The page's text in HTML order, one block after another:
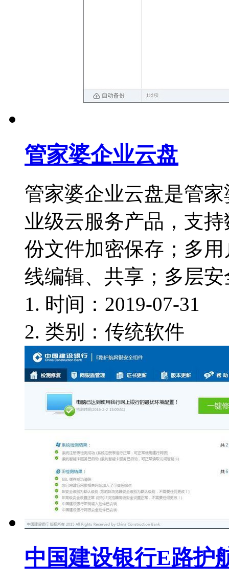
管家婆企业云盘
管家婆企业云盘是管
业级云服务产品，支
份文件加密保存；多
线编辑、共享；多层
时间：2019-07-31
类别：传统软件
中国建设银行E路护